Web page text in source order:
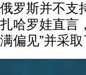
俄罗斯并不支
扎哈罗娃直言
满偏见”并采取